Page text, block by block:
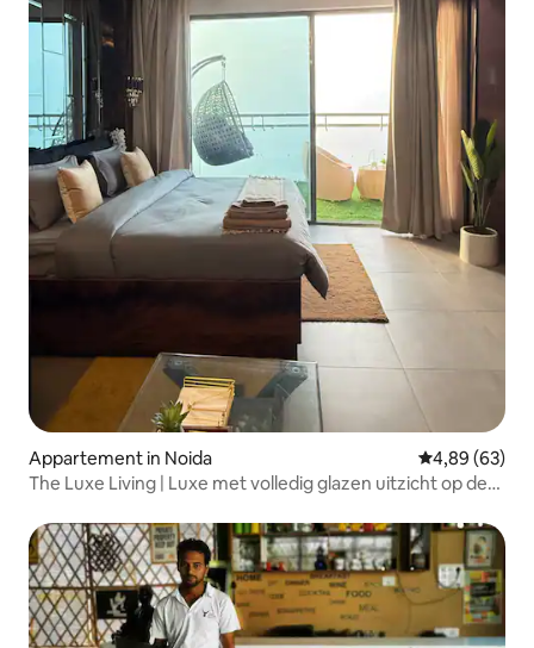
Appartement in Noida Gemiddelde
4,89 (63)
The Luxe Living | Luxe met volledig glazen uitzicht op de